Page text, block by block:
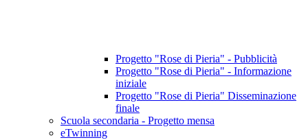
Progetto "Rose di Pieria" - Pubblicità
Progetto "Rose di Pieria" - Informazione
iniziale
Progetto "Rose di Pieria" Disseminazione
finale
Scuola secondaria - Progetto mensa
eTwinning